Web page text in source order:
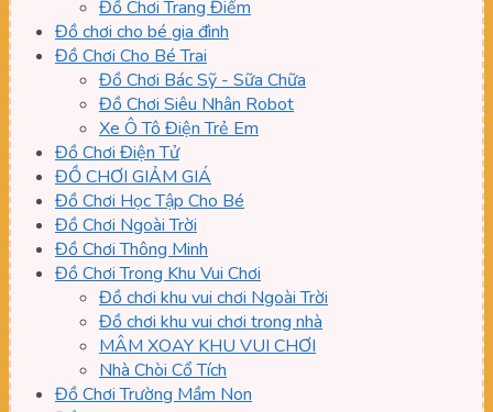
Đồ Chơi Trang Điểm
Đồ chơi cho bé gia đình
Đồ Chơi Cho Bé Trai
Đồ Chơi Bác Sỹ - Sữa Chữa
Đồ Chơi Siêu Nhân Robot
Xe Ô Tô Điện Trẻ Em
Đồ Chơi Điện Tử
ĐỒ CHƠI GIẢM GIÁ
Đồ Chơi Học Tập Cho Bé
Đồ Chơi Ngoài Trời
Đồ Chơi Thông Minh
Đồ Chơi Trong Khu Vui Chơi
Đồ chơi khu vui chơi Ngoài Trời
Đồ chơi khu vui chơi trong nhà
MÂM XOAY KHU VUI CHƠI
Nhà Chòi Cổ Tích
Đồ Chơi Trường Mầm Non